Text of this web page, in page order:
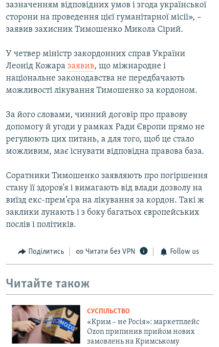
зазначенням відповідних умов і згода української
сторони на проведення цієї гуманітарної місії», –
заявив захисник Тимошенко Микола Сірий.
У четвер міністр закордонних справ України
Леонід Кожара заявив, що міжнародне і
національне законодавства не передбачають
можливості лікування Тимошенко за кордоном.
За його словами, чинний договір про правову
допомогу й угоди у рамках Ради Європи прямо не
регулюють цих питань, а для того, щоб це стало
можливим, має існувати відповідна правова база.
Соратники Тимошенко заявляють про погіршення
стану її здоров’я і вимагають від влади дозволу на
виїзд екс-прем’єра на лікування за кордон. Такі ж
заклики лунають і з боку багатьох європейських
послів і політиків.
Поділитись Читати без VPN Follow us
Читайте також
СУСПІЛЬСТВО
«Крим – не Росія»: маркетплейс
Ozon припинив прийом нових
замовлень на Кримському